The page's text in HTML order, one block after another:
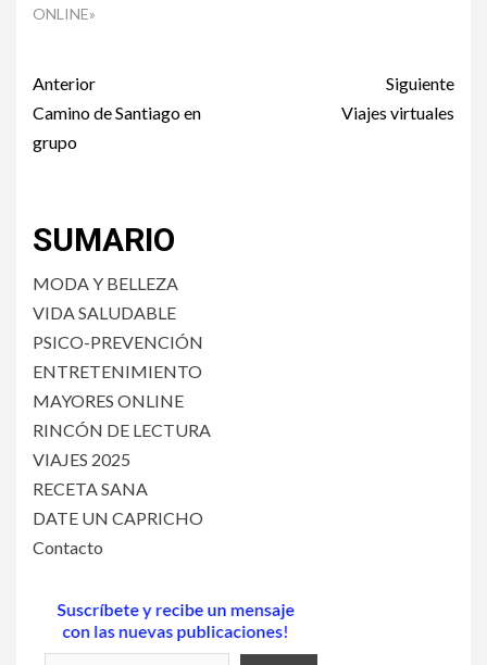
ONLINE»
Post
navigation
Anterior
Camino de Santiago en
grupo
Siguiente
Viajes virtuales
SUMARIO
MODA Y BELLEZA
VIDA SALUDABLE
PSICO-PREVENCIÓN
ENTRETENIMIENTO
MAYORES ONLINE
RINCÓN DE LECTURA
VIAJES 2025
RECETA SANA
DATE UN CAPRICHO
Contacto